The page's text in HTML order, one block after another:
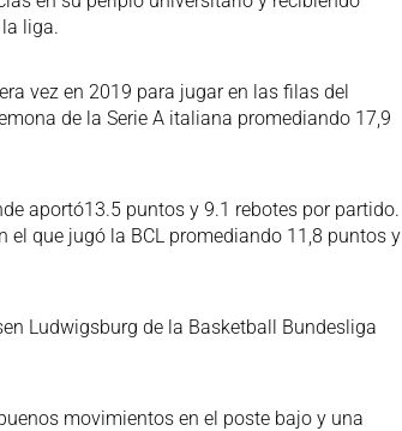
liga.
vez en 2019 para jugar en las filas del
de la Serie A italiana promediando 17,9
aportó13.5 puntos y 9.1 rebotes por partido.
el que jugó la BCL promediando 11,8 puntos y
Ludwigsburg de la Basketball Bundesliga
movimientos en el poste bajo y una